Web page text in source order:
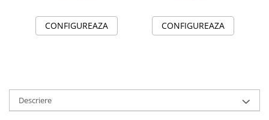
CONFIGUREAZA CONFIGUREAZA
Descriere